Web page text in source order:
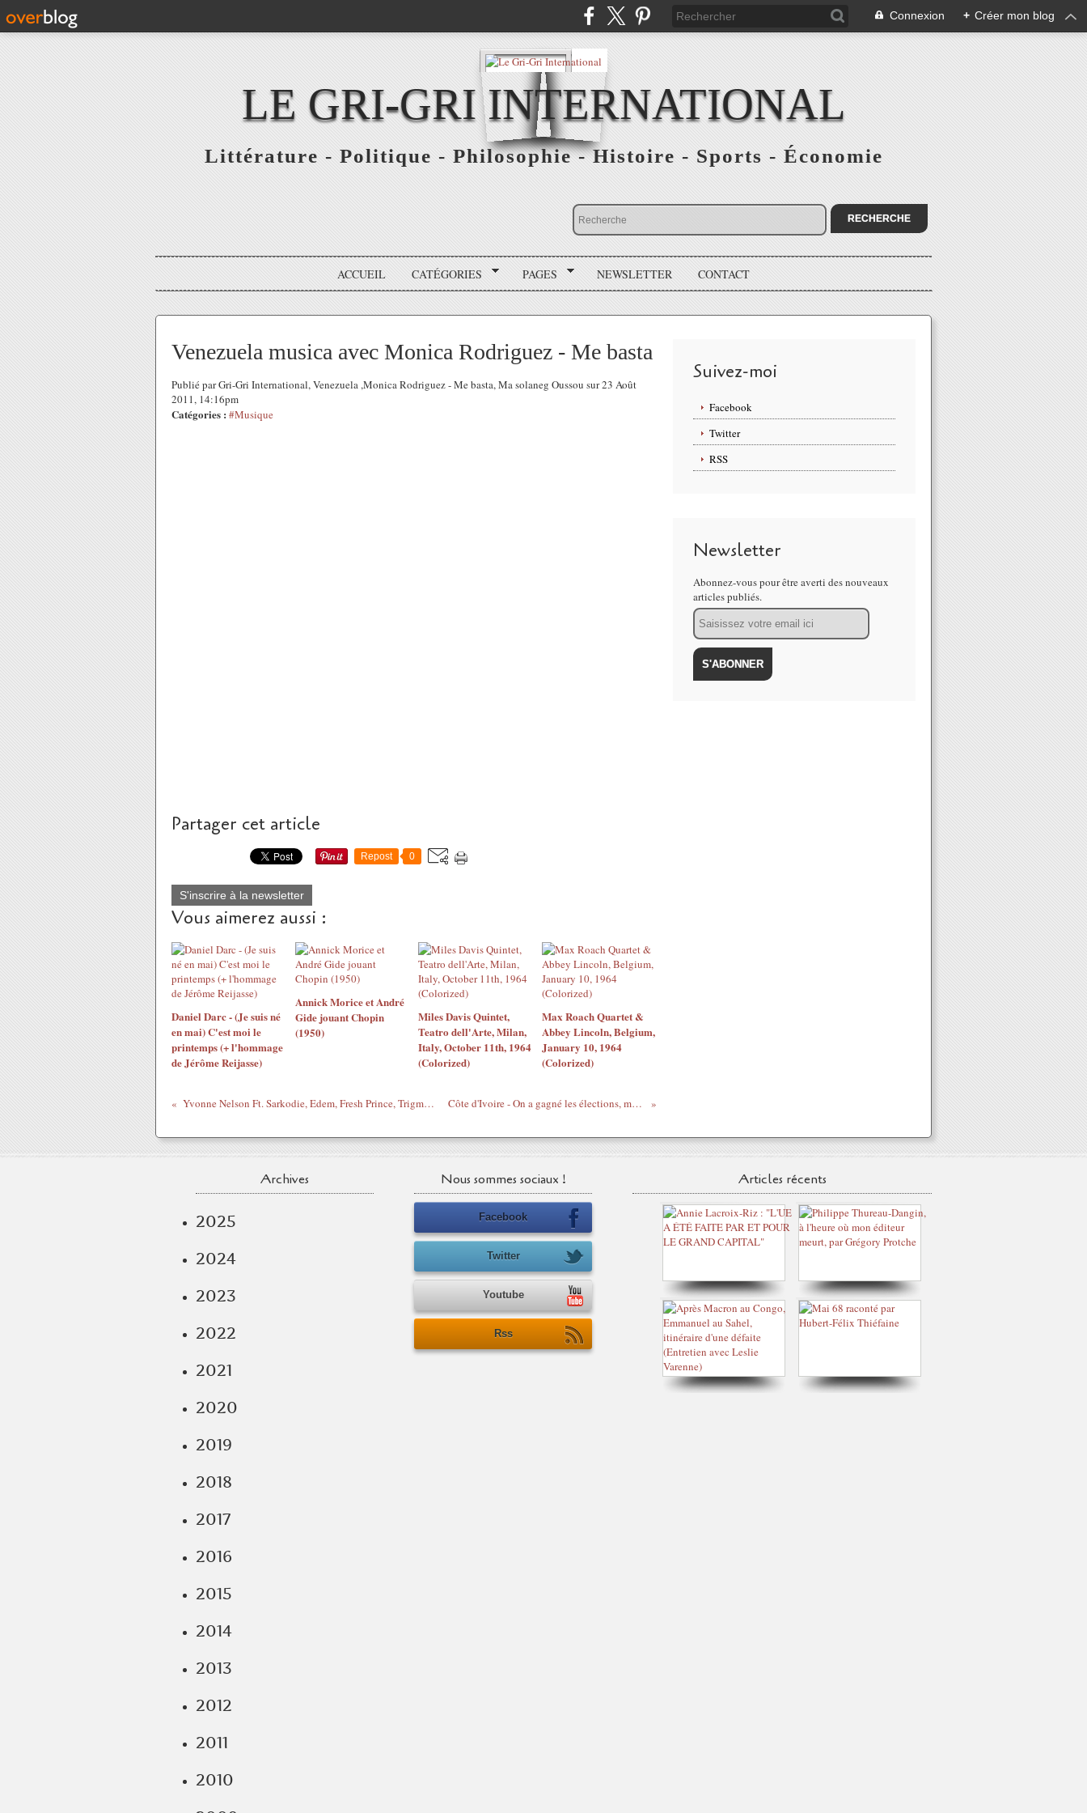
Connexion + Créer mon blog
LE GRI-GRI INTERNATIONAL
Littérature - Politique - Philosophie - Histoire - Sports - Économie
ACCUEIL CATÉGORIES PAGES NEWSLETTER CONTACT
Venezuela musica avec Monica Rodriguez - Me basta
Publié par Gri-Gri International, Venezuela ,Monica Rodriguez - Me basta, Ma solaneg Oussou sur 23 Août
2011, 14:16pm
Catégories : #Musique
Partager cet article
Repost 0
S'inscrire à la newsletter
Vous aimerez aussi :
Daniel Darc - (Je suis né
en mai) C'est moi le
printemps (+ l'hommage
de Jérôme Reijasse)
Annick Morice et André
Gide jouant Chopin
(1950)
Miles Davis Quintet,
Teatro dell'Arte, Milan,
Italy, October 11th, 1964
(Colorized)
Max Roach Quartet &
Abbey Lincoln, Belgium,
January 10, 1964
(Colorized)
Yvonne Nelson Ft. Sarkodie, Edem, Fresh Prince, Trigmatic, Bola-Ray, Sharifa, Majid : Charity Song Côte d'Ivoire - On a gagné les élections, mais on a perdu la guerre - le livre # 2
Suivez-moi
Facebook
Twitter
RSS
Newsletter
Abonnez-vous pour être averti des nouveaux
articles publiés.
Email
Archives
2025
2024
2023
2022
2021
2020
2019
2018
2017
2016
2015
2014
2013
2012
2011
2010
Nous sommes sociaux !
Facebook
Twitter
Youtube
Rss
Articles récents